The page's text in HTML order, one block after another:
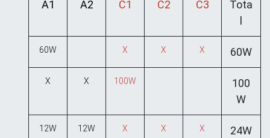
A1 A2 C1 C2 C3
Tota
60W X X X 60W
X X 100W
100
W
12W 12W X X X 24W